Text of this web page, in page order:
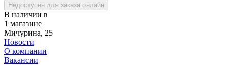
Недоступен для заказа онлайн
В наличии в
1 магазине
Мичурина, 25
Новости
О компании
Вакансии